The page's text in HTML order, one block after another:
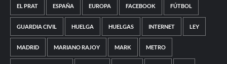
EL PRAT ESPAÑA EUROPA FACEBOOK FÚTBOL
GUARDIA CIVIL HUELGA HUELGAS INTERNET LEY
MADRID MARIANO RAJOY MARK METRO